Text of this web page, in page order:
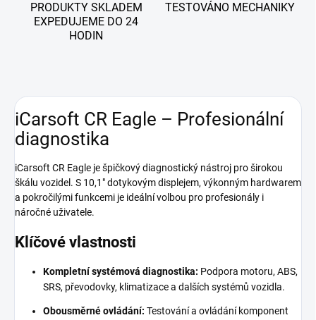
PRODUKTY SKLADEM
EXPEDUJEME DO 24
HODIN
TESTOVÁNO MECHANIKY
iCarsoft CR Eagle – Profesionální
diagnostika
iCarsoft CR Eagle je špičkový diagnostický nástroj pro širokou
škálu vozidel. S 10,1" dotykovým displejem, výkonným hardwarem
a pokročilými funkcemi je ideální volbou pro profesionály i
náročné uživatele.
Klíčové vlastnosti
Kompletní systémová diagnostika: Podpora motoru, ABS,
SRS, převodovky, klimatizace a dalších systémů vozidla.
Obousměrné ovládání: Testování a ovládání komponent